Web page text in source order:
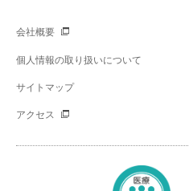
会社概要
個人情報の取り扱いについて
サイトマップ
アクセス